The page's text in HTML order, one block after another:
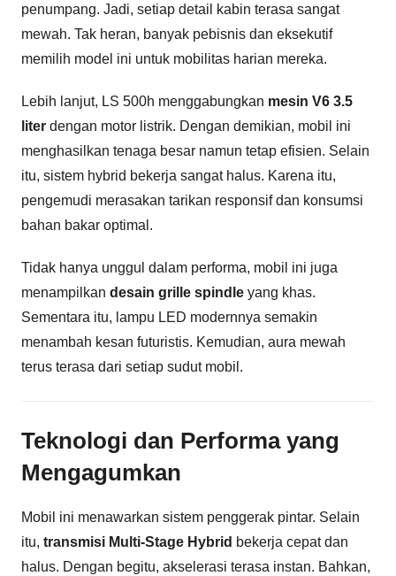
penumpang. Jadi, setiap detail kabin terasa sangat
mewah. Tak heran, banyak pebisnis dan eksekutif
memilih model ini untuk mobilitas harian mereka.
Lebih lanjut, LS 500h menggabungkan mesin V6 3.5
liter dengan motor listrik. Dengan demikian, mobil ini
menghasilkan tenaga besar namun tetap efisien. Selain
itu, sistem hybrid bekerja sangat halus. Karena itu,
pengemudi merasakan tarikan responsif dan konsumsi
bahan bakar optimal.
Tidak hanya unggul dalam performa, mobil ini juga
menampilkan desain grille spindle yang khas.
Sementara itu, lampu LED modernnya semakin
menambah kesan futuristis. Kemudian, aura mewah
terus terasa dari setiap sudut mobil.
Teknologi dan Performa yang
Mengagumkan
Mobil ini menawarkan sistem penggerak pintar. Selain
itu, transmisi Multi-Stage Hybrid bekerja cepat dan
halus. Dengan begitu, akselerasi terasa instan. Bahkan,